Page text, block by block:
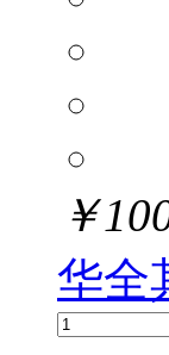
￥
华全